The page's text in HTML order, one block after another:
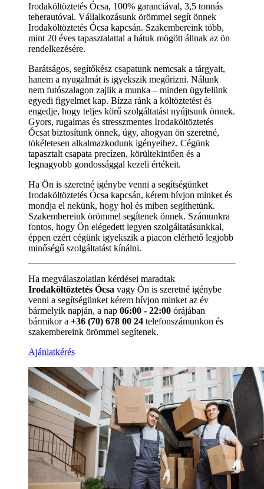
Irodaköltöztetés Ócsa, 100% garanciával, 3,5 tonnás
teherautóval. Vállalkozásunk örömmel segít önnek
Irodaköltöztetés Ócsa kapcsán. Szakembereink több,
mint 20 éves tapasztalattal a hátuk mögött állnak az ön
rendelkezésére.
Barátságos, segítőkész csapatunk nemcsak a tárgyait,
hanem a nyugalmát is igyekszik megőrizni. Nálunk
nem futószalagon zajlik a munka – minden ügyfelünk
egyedi figyelmet kap. Bízza ránk a költöztetést és
engedje, hogy teljes körű szolgáltatást nyújtsunk önnek.
Gyors, rugalmas és stresszmentes Irodaköltöztetés
Ócsat biztosítunk önnek, úgy, ahogyan ön szeretné,
tökéletesen alkalmazkodunk igényeihez. Cégünk
tapasztalt csapata precízen, körültekintően és a
legnagyobb gondossággal kezeli értékeit.
Ha Ön is szeretné igénybe venni a segítségünket
Irodaköltöztetés Ócsa kapcsán, kérem hívjon minket és
mondja el nekünk, hogy hol és miben segíthetünk.
Szakembereink örömmel segítenek önnek. Számunkra
fontos, hogy Ön elégedett legyen szolgáltatásunkkal,
éppen ezért cégünk igyekszik a piacon elérhető legjobb
minőségű szolgáltatást kínálni.
Ha megválaszolatlan kérdései maradtak
Irodaköltöztetés Ócsa vagy Ön is szeretné igénybe
venni a segítségünket kérem hívjon minket az év
bármelyik napján, a nap 06:00 - 22:00 órájában
bármikor a +36 (70) 678 00 24 telefonszámunkon és
szakembereink örömmel segítenek.
Ajánlatkérés